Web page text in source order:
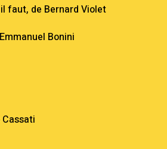
faut, de Bernard Violet
Bonini